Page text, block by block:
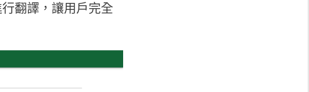
翻譯，讓用戶完全